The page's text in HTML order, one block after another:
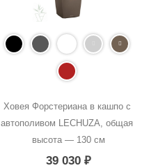
Ховея Форстериана в кашпо с
автополивом LECHUZA, общая
высота — 130 см
39 030 ₽